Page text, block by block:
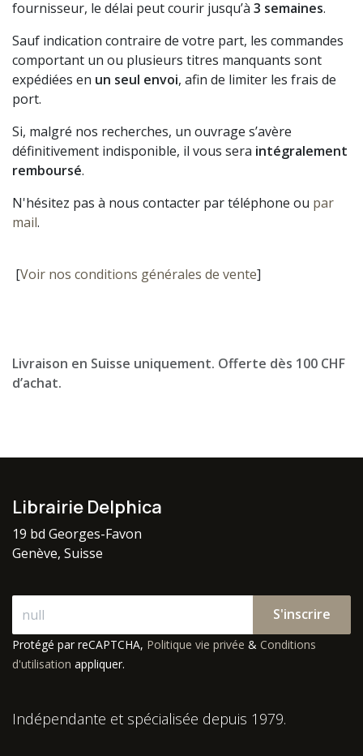
fournisseur, le délai peut courir jusqu’à 3 semaines.
Sauf indication contraire de votre part, les commandes
comportant un ou plusieurs titres manquants sont
expédiées en un seul envoi, afin de limiter les frais de
port.
Si, malgré nos recherches, un ouvrage s’avère
définitivement indisponible, il vous sera intégralement
remboursé.
N'hésitez pas à nous contacter par téléphone ou par
mail.
[Voir nos conditions générales de vente]
Livraison en Suisse uniquement. Offerte dès 100 CHF
d’achat.
Librairie Delphica
19 bd Georges-Favon
Genève, Suisse
S'inscrire
Protégé par reCAPTCHA, Politique vie privée & Conditions
d'utilisation appliquer.
Indépendante et spécialisée depuis 1979.